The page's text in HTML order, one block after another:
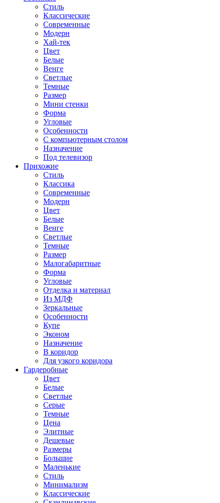
Стиль
Классические
Современные
Модерн
Хай-тек
Цвет
Белые
Венге
Светлые
Темные
Размер
Мини стенки
Форма
Угловые
Особенности
С компьютерным столом
Назначение
Под телевизор
Прихожие
Стиль
Классика
Современные
Модерн
Цвет
Белые
Венге
Светлые
Темные
Размер
Малогабаритные
Форма
Угловые
Отделка и материал
Из МДФ
Зеркальные
Особенности
Купе
Эконом
Назначение
В коридор
Для узкого коридора
Гардеробные
Цвет
Белые
Светлые
Серые
Темные
Цена
Элитные
Дешевые
Размеры
Большие
Маленькие
Стиль
Минимализм
Классические